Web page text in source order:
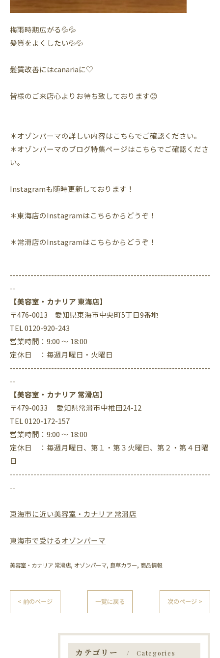
梅雨時期広がる💦💦
髪質をよくしたい💦💦
髪質改善にはcanariaに♡
皆様のご来店心よりお待ち致しております😊
＊オゾンパーマの詳しい内容はこちらでご確認ください。
＊オゾンパーマのブログ特集ページはこちらでご確認くださ
い。
Instagramも随時更新しております！
＊東海店のInstagramはこちらからどうぞ！
＊常滑店のInstagramはこちらからどうぞ！
--------------------------------------------------------------------
--
【美容室・カナリア 東海店】
〒476-0013 愛知県東海市中央町5丁目9番地
TEL 0120-920-243
営業時間：9:00 ～ 18:00
定休日 ：毎週月曜日・火曜日
--------------------------------------------------------------------
--
【美容室・カナリア 常滑店】
〒479-0033 愛知県常滑市中椎田24-12
TEL 0120-172-157
営業時間：9:00 ～ 18:00
定休日 ：毎週月曜日、第１・第３火曜日、第２・第４日曜
日
--------------------------------------------------------------------
--
東海市に近い美容室・カナリア 常滑店
東海市で受けるオゾンパーマ
美容室・カナリア 常滑店 オゾンパーマ 良草カラー 商品情報
< 前のページ 一覧に戻る 次のページ >
カテゴリー Categories